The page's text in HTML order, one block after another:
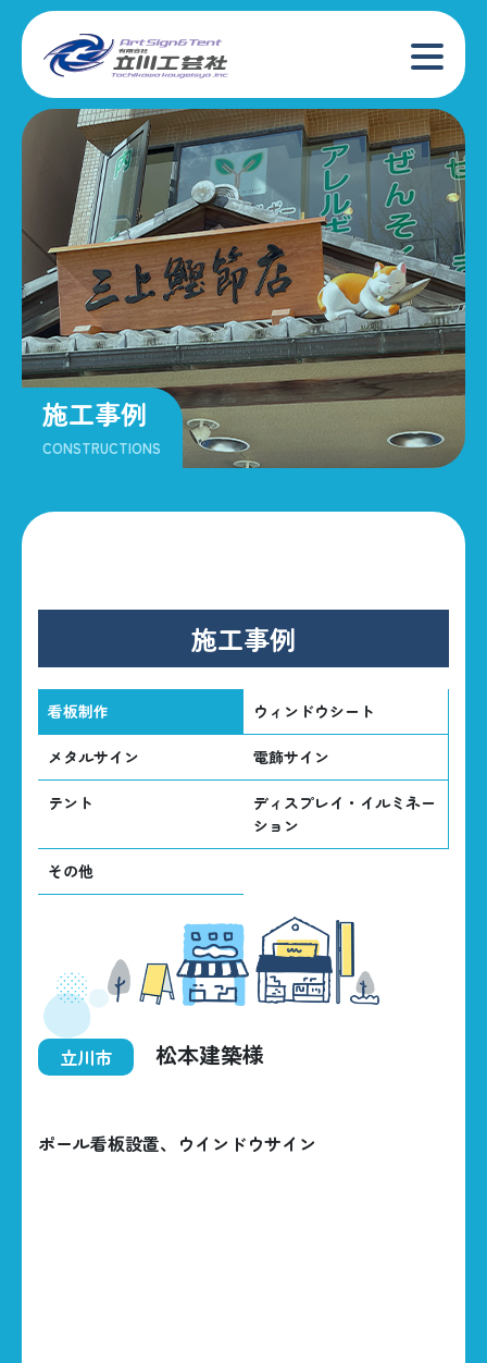
施工事例
CONSTRUCTIONS
立川市 松本建築様
ポール看板設置、ウインドウサイン
施工事例
看板制作 ウィンドウシート
メタルサイン 電飾サイン
テント
ディスプレイ・イルミネー
ション
その他